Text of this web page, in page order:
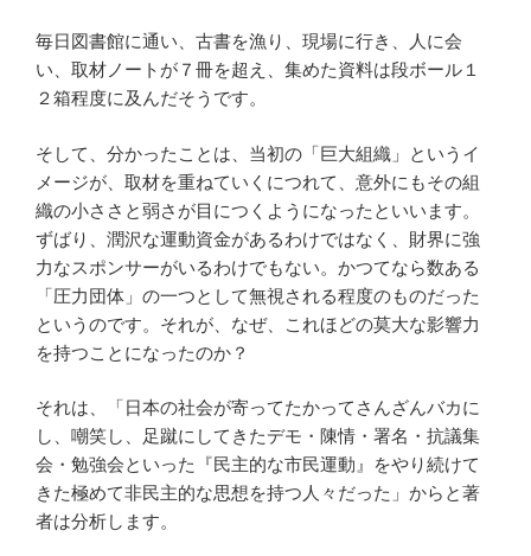
毎日図書館に通い、古書を漁り、現場に行き、人に会
い、取材ノートが７冊を超え、集めた資料は段ボール１
２箱程度に及んだそうです。
そして、分かったことは、当初の「巨大組織」というイ
メージが、取材を重ねていくにつれて、意外にもその組
織の小ささと弱さが目につくようになったといいます。
ずばり、潤沢な運動資金があるわけではなく、財界に強
力なスポンサーがいるわけでもない。かつてなら数ある
「圧力団体」の一つとして無視される程度のものだった
というのです。それが、なぜ、これほどの莫大な影響力
を持つことになったのか？
それは、「日本の社会が寄ってたかってさんざんバカに
し、嘲笑し、足蹴にしてきたデモ・陳情・署名・抗議集
会・勉強会といった『民主的な市民運動』をやり続けて
きた極めて非民主的な思想を持つ人々だった」からと著
者は分析します。